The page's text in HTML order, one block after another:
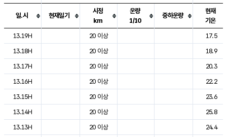
도시별 기상실황표로 지점, 날씨, 기온, 강수, 바람, 기압등을 안내한 표입
일.시 현재일기
시정
km
운량
1/10
중하운량
현재
기온
13.19H
20 이상
17.5
13.18H
20 이상
18.9
13.17H
20 이상
20.3
13.16H
20 이상
22.2
13.15H
20 이상
23.6
13.14H
20 이상
25.8
13.13H
20 이상
24.4